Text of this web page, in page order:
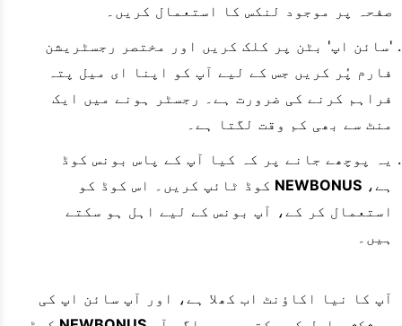
صفحہ پر موجود لنکس کا استعمال کریں۔
'سائن اپ' بٹن پر کلک کریں اور مختصر رجسٹریشن
فارم پُر کریں جس کے لیے آپ کو اپنا ای میل پتہ
فراہم کرنے کی ضرورت ہے۔ رجسٹر ہونے میں ایک
منٹ سے بھی کم وقت لگتا ہے۔
یہ پوچھے جانے پر کہ کیا آپ کے پاس بونس کوڈ
ہے، NEWBONUS کوڈ ٹائپ کریں۔ اس کوڈ کو
استعمال کر کے، آپ بونس کے لیے اہل ہو سکتے
ہیں۔
آپ کا نیا اکاؤنٹ اب کھلا ہے، اور آپ سائن اپ کی